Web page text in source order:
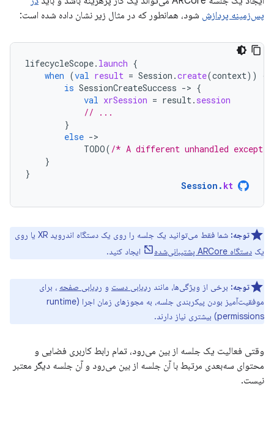
پس‌زمینه پردازش شود، همانطور که در مثال زیر نشان داده شده است:
lifecycleScope. launch {
when (val result = Session .create(context))
{
is SessionCreateSuccess -> {
val xrSession = result. session
// ...
}
else -
TODO( /* A different unhandled
}
}
Session . kt
توجه:
شما فقط می‌توانید یک جلسه را روی یک دستگاه اندروید XR یا روی
یک دستگاه ARCore پشتیبانی‌شده ایجاد کنید.
توجه: برخی از ویژگی‌ها، مانند ردیابی دست و ردیابی صفحه ، برای
موفقیت‌آمیز بودن پیکربندی جلسه، به مجوزهای زمان اجرا (runtime
permissions) بیشتری نیاز دارند.
وقتی فعالیت یک جلسه از بین می‌رود، تمام رابط کاربری فضایی و
محتوای سه‌بعدی مرتبط با آن جلسه از بین می‌رود و آن جلسه دیگر معتبر
نیست.